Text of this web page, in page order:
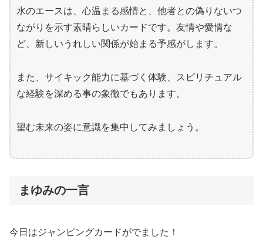
水のエースは、心温まる感情と、他者との偽りないつ
ながりを示す素晴らしいカードです。友情や愛情な
ど、新しいうれしい関係が始まる予感がします。
また、サイキック能力に基づく体験、スピリチュアル
な経験を深める事の象徴でもあります。
望む未来の姿に意識を集中してみましょう。
まゆみの一言
今日はジャンピングカードがでました！